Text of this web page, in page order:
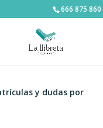
666 875 860
y dudas por